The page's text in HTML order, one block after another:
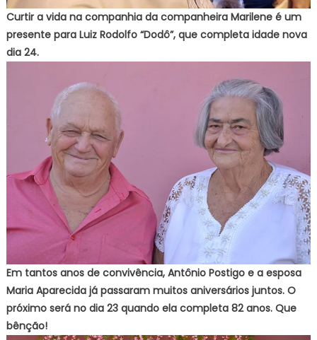
Curtir a vida na companhia da companheira Marilene é um
presente para Luiz Rodolfo “Dodô”, que completa idade nova
dia 24.
Em tantos anos de convivência, Antônio Postigo e a esposa
Maria Aparecida já passaram muitos aniversários juntos. O
próximo será no dia 23 quando ela completa 82 anos. Que
bênção!